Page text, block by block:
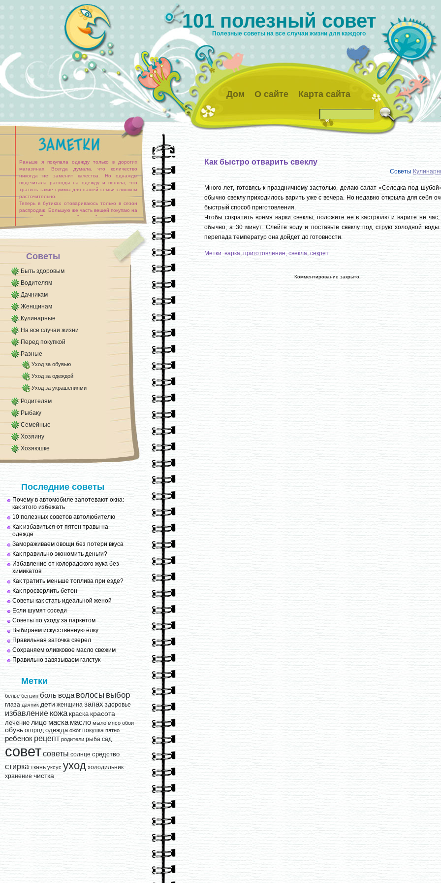
101 полезный совет
Полезные советы на все случаи жизни для каждого
Дом О сайте Карта сайта
Раньше я покупала одежду только в дорогих
магазинах. Всегда думала, что количество
никогда не заменит качества. Но однажды
подсчитала расходы на одежду и поняла, что
тратить такие суммы для нашей семьи слишком
расточительно.
Теперь в бутиках отовариваюсь только в сезон
распродаж. Большую же часть вещей покупаю на
рынке. Перед покупкой я обхожу несколько
магазинов — смотрю, [...]
Советы
Быть здоровым
Водителям
Дачникам
Женщинам
Кулинарные
На все случаи жизни
Перед покупкой
Разные
Уход за обувью
Уход за одеждой
Уход за украшениями
Родителям
Рыбаку
Семейные
Хозяину
Хозяюшке
Последние советы
Почему в автомобиле запотевают окна:
как этого избежать
10 полезных советов автолюбителю
Как избавиться от пятен травы на
одежде
Замораживаем овощи без потери вкуса
Как правильно экономить деньги?
Избавление от колорадского жука без
химикатов
Как тратить меньше топлива при езде?
Как просверлить бетон
Советы как стать идеальной женой
Если шумят соседи
Советы по уходу за паркетом
Выбираем искусственную ёлку
Правильная заточка сверел
Сохраняем оливковое масло свежим
Правильно завязываем галстук
Метки
белье бензин боль вода волосы выбор
глаза дачник дети женщина запах здоровье
избавление кожа краска красота
лечение лицо маска масло мыло мясо обои
обувь огород одежда ожог покупка пятно
ребенок рецепт родители рыба сад
советсоветы солнце средство
стирка ткань уксус уход холодильник
хранение чистка
Как быстро отварить свеклу
Советы
Много лет, готовясь к праздничному застолью, делаю салат «Селедка под
обычно свеклу приходилось варить уже с вечера. Но недавно открыла для себя
быстрый способ приготовления.
Чтобы сократить время варки свеклы, положите ее в кастрюлю и варите не час,
обычно, а 30 минут. Слейте воду и поставьте свеклу под струю холодной
перепада температур она дойдет до готовности.
Метки: варка, приготовление, свекла, секрет
Комментирование закрыто.